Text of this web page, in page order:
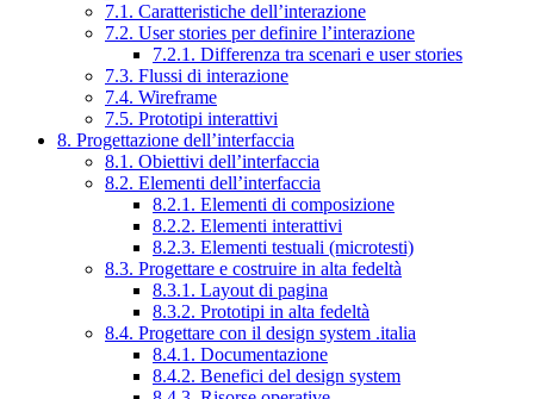
7.1. Caratteristiche dell’interazione
7.2. User stories per definire l’interazione
7.2.1. Differenza tra scenari e user stories
7.3. Flussi di interazione
7.4. Wireframe
7.5. Prototipi interattivi
8. Progettazione dell’interfaccia
8.1. Obiettivi dell’interfaccia
8.2. Elementi dell’interfaccia
8.2.1. Elementi di composizione
8.2.2. Elementi interattivi
8.2.3. Elementi testuali (microtesti)
8.3. Progettare e costruire in alta fedeltà
8.3.1. Layout di pagina
8.3.2. Prototipi in alta fedeltà
8.4. Progettare con il design system .italia
8.4.1. Documentazione
8.4.2. Benefici del design system